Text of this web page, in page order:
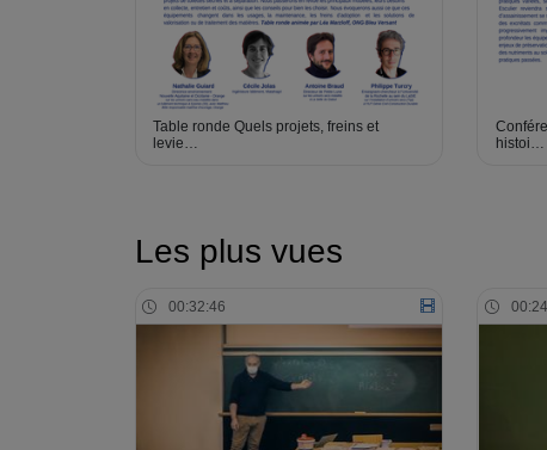
Table ronde Quels projets, freins et
levie…
histoi…
Les plus vues
00:32:46